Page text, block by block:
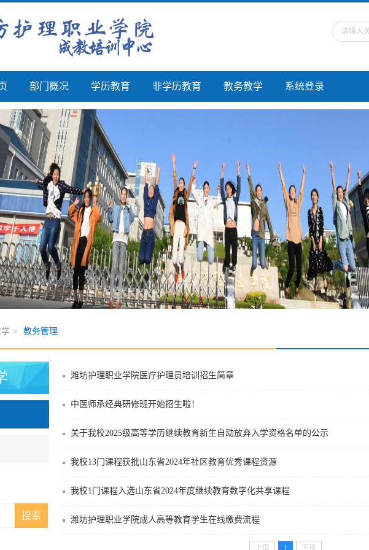
部门概况 学历教育 非学历教育 教务教学 系统登录
> 教务管理
潍坊护理职业学院医疗护理员培训招生简章
中医师承经典研修班开始招生啦！
关于我校2025级高等学历继续教育新生自动放弃入学资格名单的公示
我校13门课程获批山东省2024年社区教育优秀课程资源
我校1门课程入选山东省2024年度继续教育数字化共享课程
潍坊护理职业学院成人高等教育学生在线缴费流程
上页 1 下页